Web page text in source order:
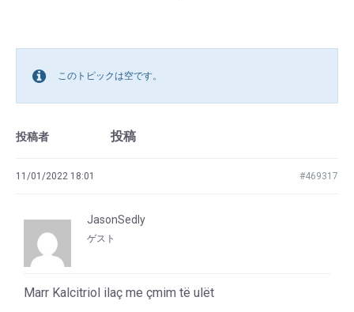
このトピックは空です。
投稿者 投稿
11/01/2022 18:01 #469317
JasonSedly
ゲスト
Marr Kalcitriol ilaç me çmim të ulët